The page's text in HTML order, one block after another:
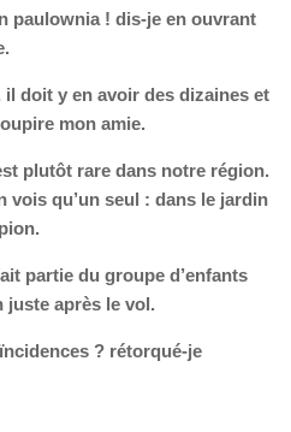
paulownia ! dis-je en ouvrant
il doit y en avoir des dizaines et
mon amie.
plutôt rare dans notre région.
vois qu’un seul : dans le jardin
partie du groupe d’enfants
juste après le vol.
? rétorqué-je